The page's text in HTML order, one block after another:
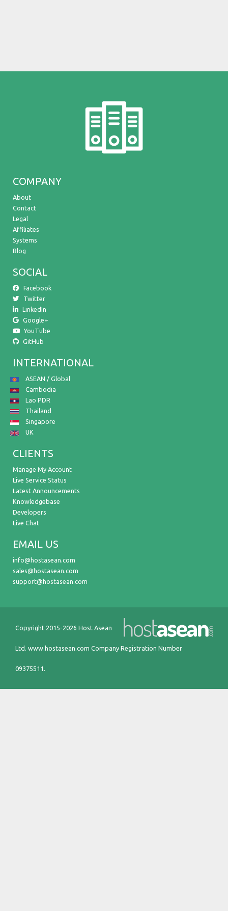
COMPANY
About
Contact
Legal
Affiliates
Systems
Blog
SOCIAL
Facebook
Twitter
LinkedIn
Google+
YouTube
GitHub
INTERNATIONAL
ASEAN / Global
Cambodia
Lao PDR
Thailand
Singapore
UK
CLIENTS
Manage My Account
Live Service Status
Latest Announcements
Knowledgebase
Developers
Live Chat
EMAIL US
info@hostasean.com
sales@hostasean.com
support@hostasean.com
Copyright 2015-2026 Host Asean
Ltd. www.hostasean.com Company Registration Number
09375511.